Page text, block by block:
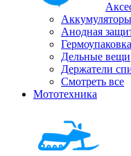
Аккумуляторы
Анодная
Гермоупаковка
Дельные вещи
Держатели
Смотреть все
Мототехника